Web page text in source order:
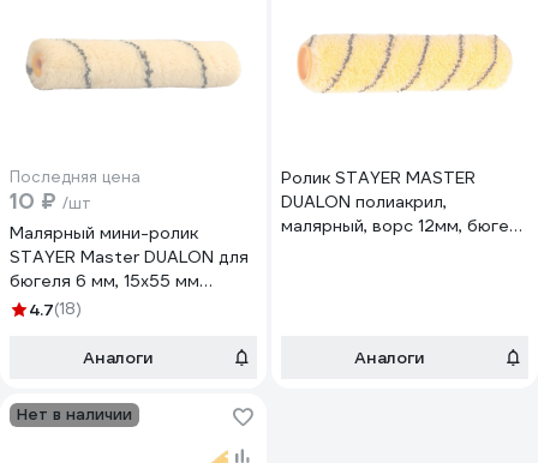
Последняя цена
10 ₽ /шт
Малярный мини-ролик
STAYER Master DUALON для
бюгеля 6 мм, 15x55 мм
05812-05
4.7(18)
Аналоги
Ролик STAYER MASTER
DUALON полиакрил,
малярный, ворс 12мм, бюгель
Аналоги
Нет в наличии